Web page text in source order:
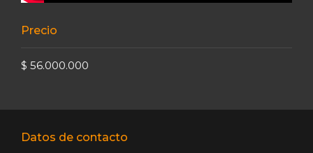
Precio
$ 56.000.000
Datos de contacto